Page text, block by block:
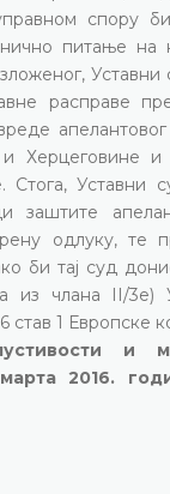
спору
питање на
Уставни
расправе
Херцеговине и
Стога, Уставни
заштите
одлуку, те
би тај суд
из члана II/3е)
став 1 Европске
и
2016.